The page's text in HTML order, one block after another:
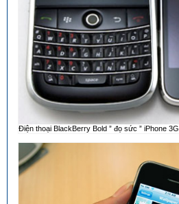
Điện thoại BlackBerry Bold ” đọ sức ” iPhone 3G